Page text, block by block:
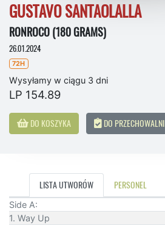
GUSTAVO SANTAOLALLA
RONROCO (180 GRAMS)
26.01.2024
72H
Wysyłamy w ciągu 3 dni
LP 154.89
DO KOSZYKA DO PRZECHOWALNI
LISTA UTWORÓW PERSONEL
Side A:
1. Way Up